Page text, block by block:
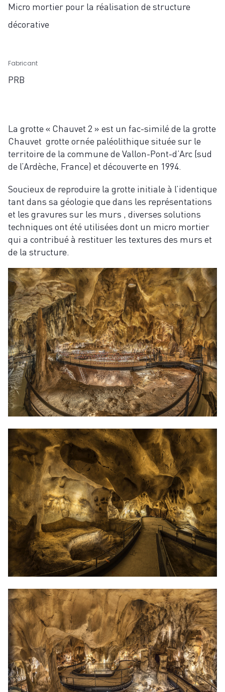
Micro mortier pour la réalisation de structure
décorative
Fabricant
PRB
La grotte « Chauvet 2 » est un fac-similé de la grotte
Chauvet grotte ornée paléolithique située sur le
territoire de la commune de Vallon-Pont-d’Arc (sud
de l’Ardèche, France) et découverte en 1994.
Soucieux de reproduire la grotte initiale à l’identique
tant dans sa géologie que dans les représentations
et les gravures sur les murs , diverses solutions
techniques ont été utilisées dont un micro mortier
qui a contribué à restituer les textures des murs et
de la structure.